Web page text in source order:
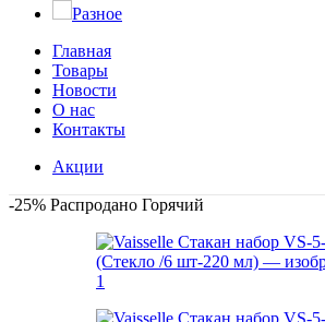
Разное
Главная
Товары
Новости
О нас
Контакты
Акции
-25% Распродано Горячий